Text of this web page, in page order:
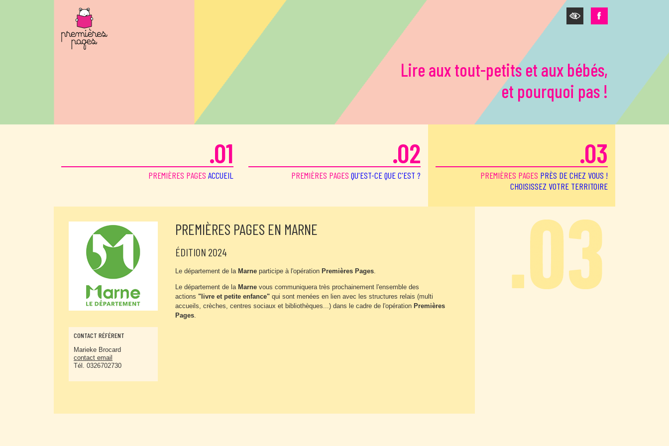
Lire aux tout-petits et aux bébés,
et pourquoi pas !
.01
PREMIÈRES PAGES ACCUEIL
.02
PREMIÈRES PAGES QU'EST-CE QUE C'EST ?
.03
PREMIÈRES PAGES PRÈS DE CHEZ VOUS !
CHOISISSEZ VOTRE TERRITOIRE
CONTACT RÉFÉRENT
Marieke Brocard
contact email
Tél. 0326702730
PREMIÈRES PAGES EN MARNE
ÉDITION 2024
Le département de laMarne participe à l'opération Premières Pages.
Le département de la Marne vous communiquera très prochainement l'ensemble des
actions "livre et petite enfance" qui sont menées en lien avec les structures relais (multi
accueils, crèches, centres sociaux et bibliothèques...) dans le cadre de l'opération Premières
Pages.